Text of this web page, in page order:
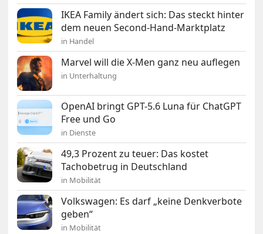
IKEA Family ändert sich: Das steckt hinter
dem neuen Second-Hand-Marktplatz
in Handel
Marvel will die X-Men ganz neu auflegen
in Unterhaltung
OpenAI bringt GPT-5.6 Luna für ChatGPT
Free und Go
in Dienste
49,3 Prozent zu teuer: Das kostet
Tachobetrug in Deutschland
in Mobilität
Volkswagen: Es darf „keine Denkverbote
geben“
in Mobilität